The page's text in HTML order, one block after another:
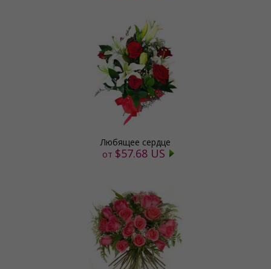
Любящее сердце
от $57.68 US